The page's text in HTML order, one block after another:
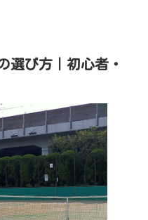
選び方｜初心者・